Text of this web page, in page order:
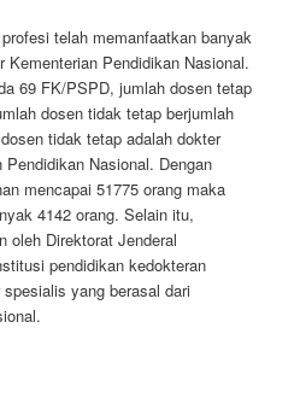
telah memanfaatkan banyak
Pendidikan Nasional.
69 FK/PSPD, jumlah dosen tetap
dosen tidak tetap berjumlah
tidak tetap adalah dokter
Nasional. Dengan
mencapai 51775 orang maka
4142 orang. Selain itu,
oleh Direktorat Jenderal
pendidikan kedokteran
yang berasal dari